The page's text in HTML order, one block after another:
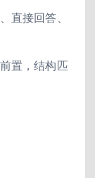
直接回答、
置，结构匹